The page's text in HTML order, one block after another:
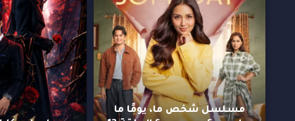
مسلسل شخص ما، يومًا ما